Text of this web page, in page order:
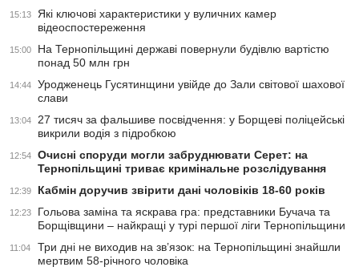
15:13
Які ключові характеристики у вуличних камер
відеоспостереження
15:00
На Тернопільщині державі повернули будівлю вартістю
понад 50 млн грн
14:44
Уродженець Гусятинщини увійде до Зали світової шахової
слави
13:04
27 тисяч за фальшиве посвідчення: у Борщеві поліцейські
викрили водія з підробкою
12:54
Очисні споруди могли забруднювати Серет: на
Тернопільщині триває кримінальне розслідування
12:39 Кабмін доручив звірити дані чоловіків 18-60 років
12:23
Гольова заміна та яскрава гра: представники Бучача та
Борщівщини – найкращі у турі першої ліги Тернопільщини
11:04
Три дні не виходив на зв’язок: на Тернопільщині знайшли
мертвим 58-річного чоловіка